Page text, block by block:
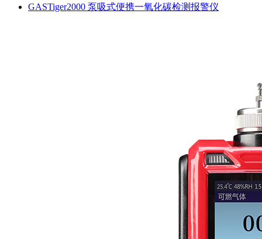
GASTiger2000 泵吸式便携一氧化碳检测报警仪